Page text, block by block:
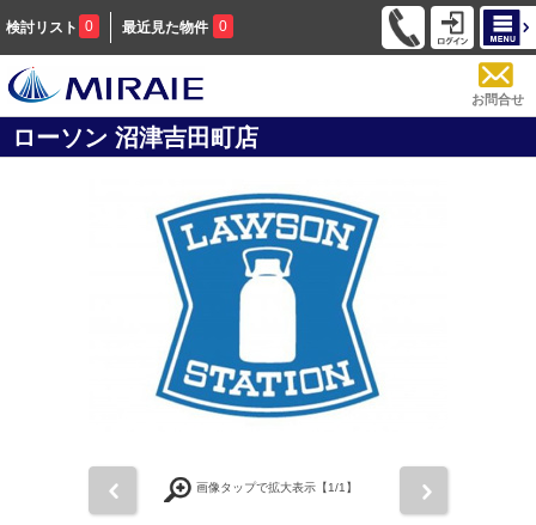
検討リスト 0 最近見た物件 0
お問合せ
ローソン 沼津吉田町店
画像タップで拡大表示【1/1】